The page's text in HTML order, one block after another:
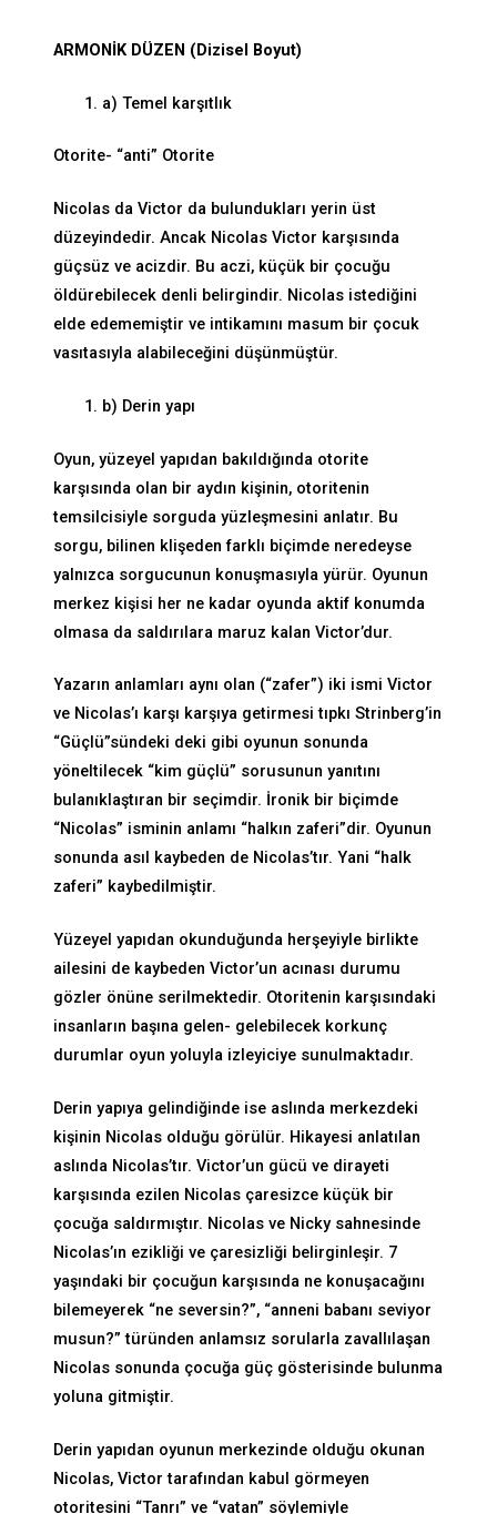
ARMONİK DÜZEN (Dizisel Boyut)
a) Temel karşıtlık
Otorite- “anti” Otorite
Nicolas da Victor da bulundukları yerin üst
düzeyindedir. Ancak Nicolas Victor karşısında
güçsüz ve acizdir. Bu aczi, küçük bir çocuğu
öldürebilecek denli belirgindir. Nicolas istediğini
elde edememiştir ve intikamını masum bir çocuk
vasıtasıyla alabileceğini düşünmüştür.
b) Derin yapı
Oyun, yüzeyel yapıdan bakıldığında otorite
karşısında olan bir aydın kişinin, otoritenin
temsilcisiyle sorguda yüzleşmesini anlatır. Bu
sorgu, bilinen klişeden farklı biçimde neredeyse
yalnızca sorgucunun konuşmasıyla yürür. Oyunun
merkez kişisi her ne kadar oyunda aktif konumda
olmasa da saldırılara maruz kalan Victor’dur.
Yazarın anlamları aynı olan (“zafer”) iki ismi Victor
ve Nicolas’ı karşı karşıya getirmesi tıpkı Strinberg’in
“Güçlü”sündeki deki gibi oyunun sonunda
yöneltilecek “kim güçlü” sorusunun yanıtını
bulanıklaştıran bir seçimdir. İronik bir biçimde
“Nicolas” isminin anlamı “halkın zaferi”dir. Oyunun
sonunda asıl kaybeden de Nicolas’tır. Yani “halk
zaferi” kaybedilmiştir.
Yüzeyel yapıdan okunduğunda herşeyiyle birlikte
ailesini de kaybeden Victor’un acınası durumu
gözler önüne serilmektedir. Otoritenin karşısındaki
insanların başına gelen- gelebilecek korkunç
durumlar oyun yoluyla izleyiciye sunulmaktadır.
Derin yapıya gelindiğinde ise aslında merkezdeki
kişinin Nicolas olduğu görülür. Hikayesi anlatılan
aslında Nicolas’tır. Victor’un gücü ve dirayeti
karşısında ezilen Nicolas çaresizce küçük bir
çocuğa saldırmıştır. Nicolas ve Nicky sahnesinde
Nicolas’ın ezikliği ve çaresizliği belirginleşir. 7
yaşındaki bir çocuğun karşısında ne konuşacağını
bilemeyerek “ne seversin?”, “anneni babanı seviyor
musun?” türünden anlamsız sorularla zavallılaşan
Nicolas sonunda çocuğa güç gösterisinde bulunma
yoluna gitmiştir.
Derin yapıdan oyunun merkezinde olduğu okunan
Nicolas, Victor tarafından kabul görmeyen
otoritesini “Tanrı” ve “vatan” söylemiyle